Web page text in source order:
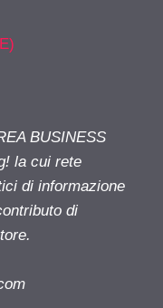
BUSINESS
la cui rete
di informazione
di